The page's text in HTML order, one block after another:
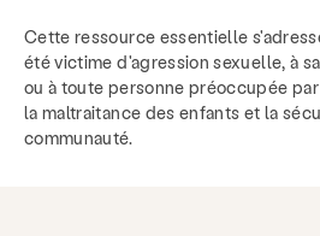
Cette ressource essentielle
été victime d'agression sexuelle, à
ou à toute personne préoccupée
la maltraitance des enfants et la
communauté.